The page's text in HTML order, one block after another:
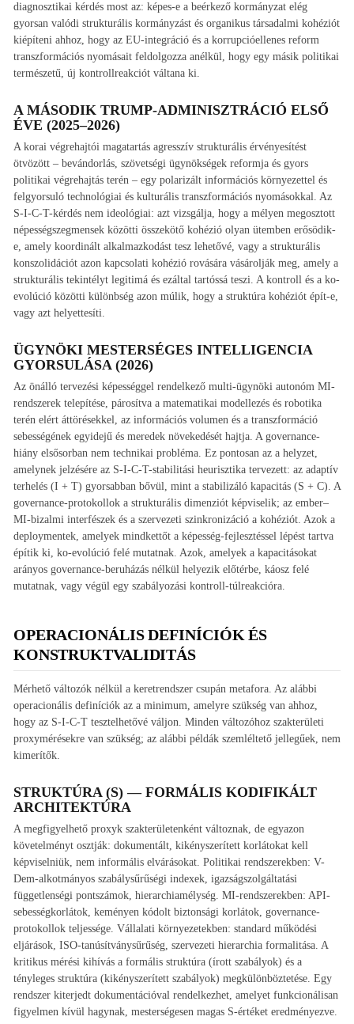
diagnosztikai kérdés most az: képes-e a beérkező kormányzat elég
gyorsan valódi strukturális kormányzást és organikus társadalmi kohéziót
kiépíteni ahhoz, hogy az EU-integráció és a korrupcióellenes reform
transzformációs nyomásait feldolgozza anélkül, hogy egy másik politikai
természetű, új kontrollreakciót váltana ki.
A MÁSODIK TRUMP-ADMINISZTRÁCIÓ ELSŐ
ÉVE (2025–2026)
A korai végrehajtói magatartás agresszív strukturális érvényesítést
ötvözött – bevándorlás, szövetségi ügynökségek reformja és gyors
politikai végrehajtás terén – egy polarizált információs környezettel és
felgyorsuló technológiai és kulturális transzformációs nyomásokkal. Az
S-I-C-T-kérdés nem ideológiai: azt vizsgálja, hogy a mélyen megosztott
népességszegmensek közötti összekötő kohézió olyan ütemben erősödik-
e, amely koordinált alkalmazkodást tesz lehetővé, vagy a strukturális
konszolidációt azon kapcsolati kohézió rovására vásárolják meg, amely a
strukturális tekintélyt legitimá és ezáltal tartóssá teszi. A kontroll és a ko-
evolúció közötti különbség azon múlik, hogy a struktúra kohéziót épít-e,
vagy azt helyettesíti.
ÜGYNÖKI MESTERSÉGES INTELLIGENCIA
GYORSULÁSA (2026)
Az önálló tervezési képességgel rendelkező multi-ügynöki autonóm MI-
rendszerek telepítése, párosítva a matematikai modellezés és robotika
terén elért áttörésekkel, az információs volumen és a transzformáció
sebességének egyidejű és meredek növekedését hajtja. A governance-
hiány elsősorban nem technikai probléma. Ez pontosan az a helyzet,
amelynek jelzésére az S-I-C-T-stabilitási heurisztika tervezett: az adaptív
terhelés (I + T) gyorsabban bővül, mint a stabilizáló kapacitás (S + C). A
governance-protokollok a strukturális dimenziót képviselik; az ember–
MI-bizalmi interfészek és a szervezeti szinkronizáció a kohéziót. Azok a
deploymentek, amelyek mindkettőt a képesség-fejlesztéssel lépést tartva
építik ki, ko-evolúció felé mutatnak. Azok, amelyek a kapacitásokat
arányos governance-beruházás nélkül helyezik előtérbe, káosz felé
mutatnak, vagy végül egy szabályozási kontroll-túlreakcióra.
OPERACIONÁLIS DEFINÍCIÓK ÉS
KONSTRUKTVALIDITÁS
Mérhető változók nélkül a keretrendszer csupán metafora. Az alábbi
operacionális definíciók az a minimum, amelyre szükség van ahhoz,
hogy az S-I-C-T tesztelhetővé váljon. Minden változóhoz szakterületi
proxymérésekre van szükség; az alábbi példák szemléltető jellegűek, nem
kimerítők.
STRUKTÚRA (S) — FORMÁLIS KODIFIKÁLT
ARCHITEKTÚRA
A megfigyelhető proxyk szakterületenként változnak, de egyazon
követelményt osztják: dokumentált, kikényszerített korlátokat kell
képviselniük, nem informális elvárásokat. Politikai rendszerekben: V-
Dem-alkotmányos szabálysűrűségi indexek, igazságszolgáltatási
függetlenségi pontszámok, hierarchiamélység. MI-rendszerekben: API-
sebességkorlátok, keményen kódolt biztonsági korlátok, governance-
protokollok teljessége. Vállalati környezetekben: standard működési
eljárások, ISO-tanúsítványsűrűség, szervezeti hierarchia formalitása. A
kritikus mérési kihívás a formális struktúra (írott szabályok) és a
tényleges struktúra (kikényszerített szabályok) megkülönböztetése. Egy
rendszer kiterjedt dokumentációval rendelkezhet, amelyet funkcionálisan
figyelmen kívül hagynak, mesterségesen magas S-értéket eredményezve.